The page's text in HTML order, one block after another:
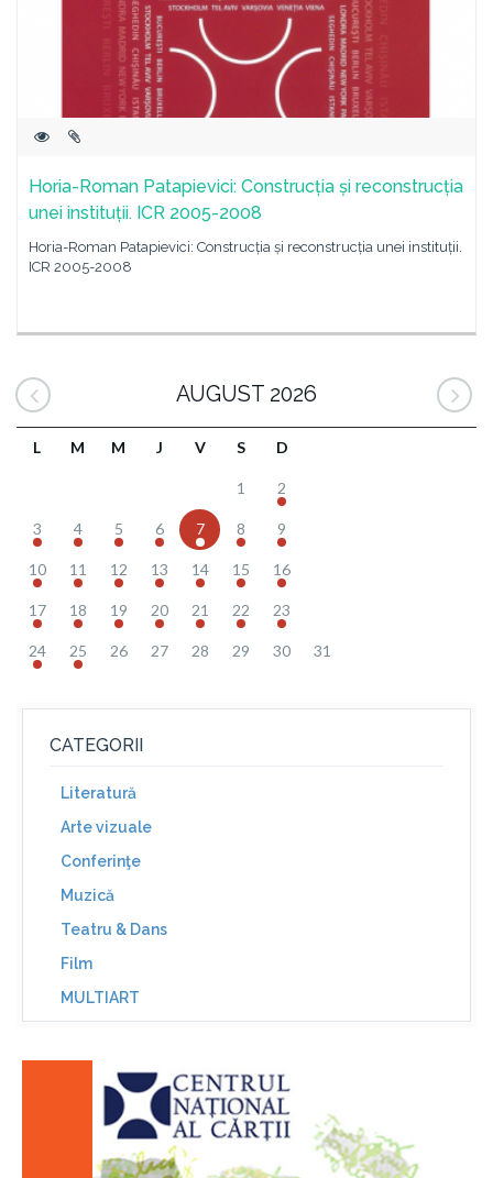
Horia-Roman Patapievici: Construcția și reconstrucția
unei instituții. ICR 2005-2008
Horia-Roman Patapievici: Construcția și reconstrucția unei instituții.
ICR 2005-2008
AUGUST 2026
L M M J V S D
1 2
3 4 5 6 7 8 9
10 11 12 13 14 15 16
17 18 19 20 21 22 23
24 25 26 27 28 29 30 31
CATEGORII
Literatură
Arte vizuale
Conferinţe
Muzică
Teatru & Dans
Film
MULTIART